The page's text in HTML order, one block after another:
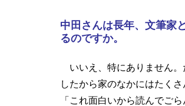
中田さんは長年、文筆家
るのですか。
いいえ、特にありません。
したから家のなかにはたく
「これ面白いから読んでご